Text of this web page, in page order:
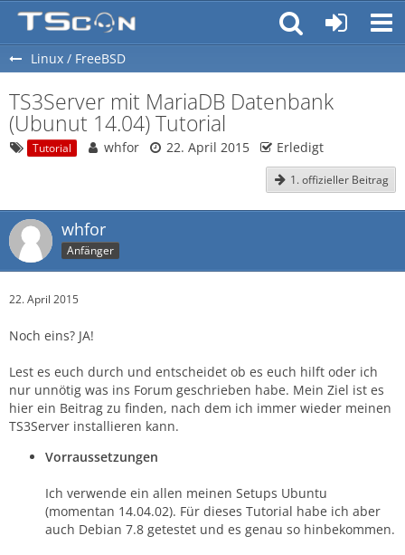
Linux / FreeBSD
TS3Server mit MariaDB Datenbank
(Ubunut 14.04) Tutorial
Tutorial whfor 22. April 2015 Erledigt
1. offizieller Beitrag
whfor
Anfänger
22. April 2015
Noch eins? JA!
Lest es euch durch und entscheidet ob es euch hilft oder ich
nur unnötig was ins Forum geschrieben habe. Mein Ziel ist es
hier ein Beitrag zu finden, nach dem ich immer wieder meinen
TS3Server installieren kann.
Vorraussetzungen
Ich verwende ein allen meinen Setups Ubuntu
(momentan 14.04.02). Für dieses Tutorial habe ich aber
auch Debian 7.8 getestet und es genau so hinbekommen.